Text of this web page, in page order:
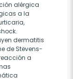
alérgica
a la
dermatitis
de Stevens-
a